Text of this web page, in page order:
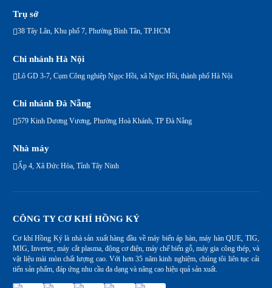
Trụ sở
38 Tây Lân, Khu phố 7, Phường Bình Tân, TP.HCM
Chi nhánh Hà Nội
Lô GD 3-7, Cụm Công nghiệp Ngọc Hồi, xã Ngọc Hồi, thành phố Hà Nội
Chi nhánh Đà Nẵng
579 Kinh Dương Vương, Phường Hoà Khánh, TP Đà Nẵng
Nhà máy
Ấp 4, Xã Đức Hòa, Tỉnh Tây Ninh
CÔNG TY CƠ KHÍ HỒNG KÝ
Cơ khí Hồng Ký là nhà sản xuất hàng đầu về máy biến áp hàn, máy hàn QUE, TIG,
MIG, Inverter, máy cắt plasma, động cơ điện, máy chế biến gỗ, máy gia công thép, và
vật liệu mài mòn chất lượng cao. Với hơn 35 năm kinh nghiệm, chúng tôi liên tục cải
tiến sản phẩm, đáp ứng nhu cầu đa dạng và nâng cao hiệu quả sản xuất.